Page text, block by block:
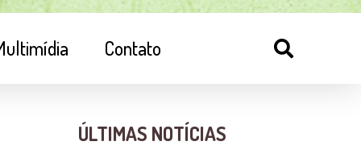
Contato
ÚLTIMAS NOTÍCIAS